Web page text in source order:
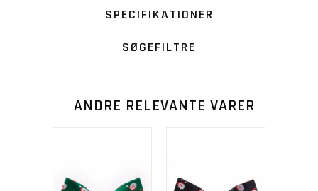
SPECIFIKATIONER
SØGEFILTRE
ANDRE RELEVANTE VARER